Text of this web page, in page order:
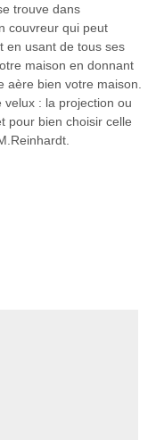
trouve dans
couvreur qui peut
en usant de tous ses
maison en donnant
aère bien votre maison.
velux : la projection ou
pour bien choisir celle